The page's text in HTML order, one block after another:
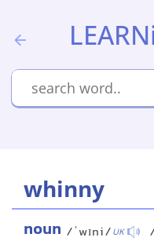
whinny
noun /ˈwɪni/UK